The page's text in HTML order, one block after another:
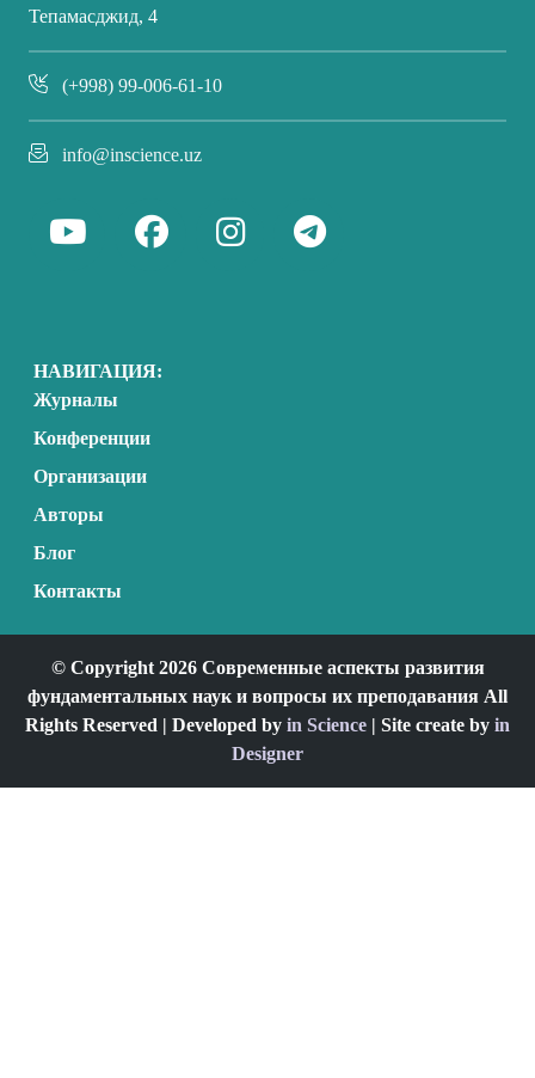
Тепамасджид, 4
(+998) 99-006-61-10
info@inscience.uz
НАВИГАЦИЯ:
Журналы
Конференции
Организации
Авторы
Блог
Контакты
© Copyright 2026 Современные аспекты развития
фундаментальных наук и вопросы их преподавания All
Rights Reserved | Developed by in Science | Site create by in
Designer